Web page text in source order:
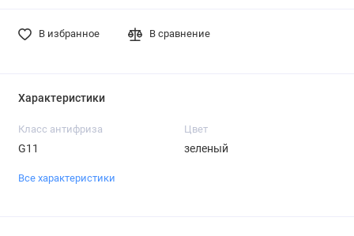
В избранное В сравнение
Характеристики
Класс антифриза
G11
Цвет
зеленый
Все характеристики